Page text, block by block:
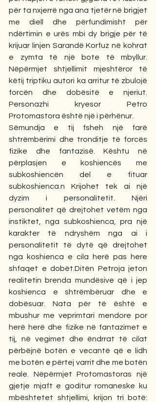
për ta nxjerrë nga ana tjetër në brigjet
me diell dhe përfundimisht për
ndërtimin e urës mbi dy brigje për të
krijuar linjen Sarandë Korfuz në kohrat
e zymta të një bote të mbyllur.
Nëpërmjet shtjellimit mjeshtëror të
këtij triptiku autori ka arritur të zbulojë
forcën dhe dobësitë e njeriut.
Personazhi kryesor Petro
Protomastora është një i përhënur.
Sëmundja e tij fsheh një farë
shtrëmbërimi dhe tronditje të forcës
fizike dhe fantazisë. Kështu në
përplasjen e koshiencës me
subkoshiencën del e fituar
subkoshienca.n Krijohet tek ai një
dyzim i personalitetit. Njëri
personalitet që drejtohet vetëm nga
instiktet, nga subkoshienca, pra një
karakter të ndryshëm nga ai i
personalitetit të dytë që drejtohet
nga koshienca e cila herë pas here
shfaqet e dobët.Ditën Petroja jeton
realitetin brenda mundësive që i jep
koshienca e shtrëmbëruar dhe e
dobësuar. Nata për të është e
mbushur me veprimtari mendore por
herë herë dhe fizike në fantazimet e
tij, në vegimet dhe ëndrrat të cilat
përbëjnë botën e vecantë që e lidh
me botën e përtej varrit dhe me botën
reale. Nëpërmjet Protomastoras një
gjetje mjaft e goditur romaneske ku
mbështetet shtjellimi, krijon tri botë: